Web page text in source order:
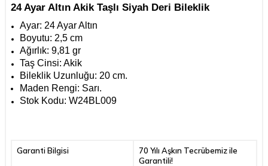
24 Ayar Altın Akik Taşlı Siyah Deri Bileklik
Ayar: 24 Ayar Altın
Boyutu: 2,5 cm
Ağırlık: 9,81 gr
Taş Cinsi: Akik
Bileklik Uzunluğu: 20 cm.
Maden Rengi: Sarı.
Stok Kodu: W24BL009
Garanti Bilgisi
70 Yılı Aşkın Tecrübemiz ile
Garantili!